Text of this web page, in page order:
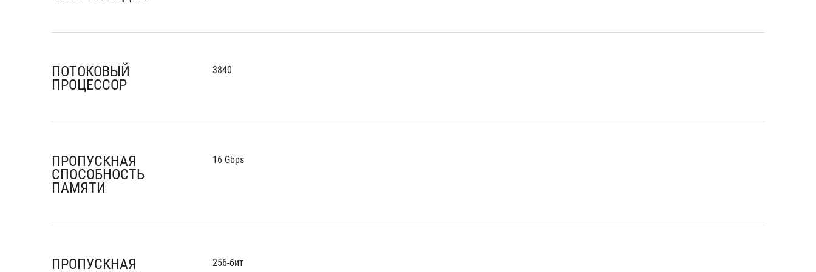
ПОТОКОВЫЙ
ПРОЦЕССОР
3840
ПРОПУСКНАЯ
СПОСОБНОСТЬ
ПАМЯТИ
16 Gbps
ПРОПУСКНАЯ 256-бит